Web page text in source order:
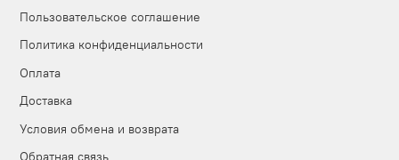
Пользовательское соглашение
Политика конфиденциальности
Оплата
Доставка
Условия обмена и возврата
Обратная связь